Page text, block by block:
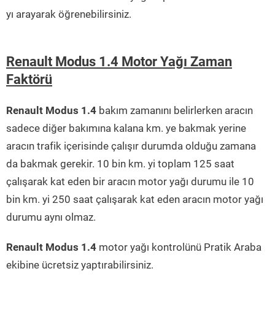
yı arayarak öğrenebilirsiniz.
Renault Modus 1.4 Motor Yağı Zaman
Faktörü
Renault Modus 1.4 bakım zamanını belirlerken aracın
sadece diğer bakımına kalana km. ye bakmak yerine
aracın trafik içerisinde çalışır durumda olduğu zamana
da bakmak gerekir. 10 bin km. yi toplam 125 saat
çalışarak kat eden bir aracın motor yağı durumu ile 10
bin km. yi 250 saat çalışarak kat eden aracın motor yağı
durumu aynı olmaz.
Renault Modus 1.4 motor yağı kontrolünü Pratik Araba
ekibine ücretsiz yaptırabilirsiniz.